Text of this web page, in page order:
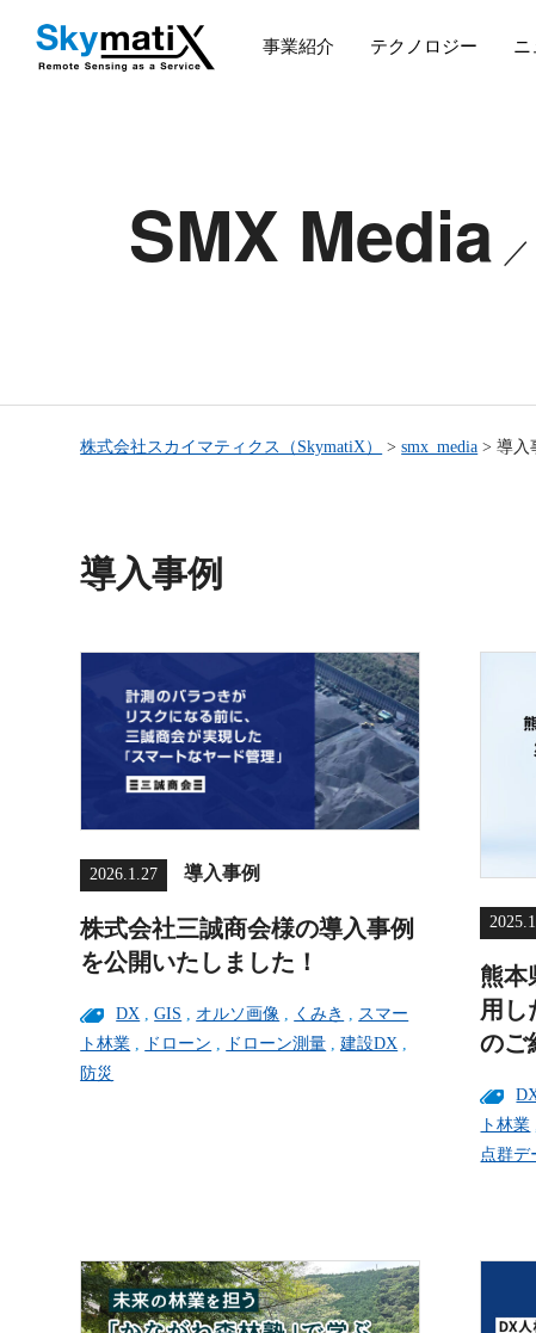
事業紹介 テクノロジー ニ
SMX Media
株式会社スカイマティクス（SkymatiX） >smx_media >導入
導入事例
2026.1.27 導入事例
株式会社三誠商会様の導入事例
を公開いたしました！
DX ,GIS , オルソ画像 , くみき , スマー
ト林業 , ドローン , ドローン測量 ,建設DX ,
防災
熊本
用し
のご
ト林業
点群デ